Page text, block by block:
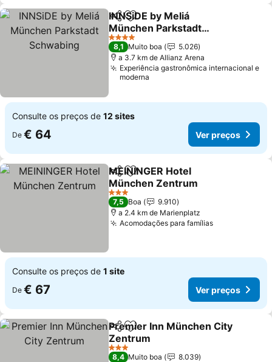
PartilharAdicionar aos favoritos
INNSiDE by Meliá
München Parkstadt
Schwabing
Ver preços
4 Estrelas
8,1 Muito boa
5.026
a 3.7 km de Allianz Arena
Experiência gastronômica internacional e
moderna
Consulte os preços de 12 sites
De € 64 Ver preços
PartilharAdicionar aos favoritos
MEININGER Hotel
München Zentrum
Ver preços
3 Estrelas
7,5 Boa
9.910
a 2.4 km de Marienplatz
Acomodações para famíliasVer preços
Consulte os preços de 1 site
De € 67 Ver preços
PartilharAdicionar aos favoritos
Premier Inn München City
Zentrum
Ver preços
3 Estrelas
8,4 Muito boa
8.039